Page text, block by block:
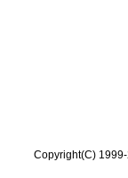
Copyright(C)